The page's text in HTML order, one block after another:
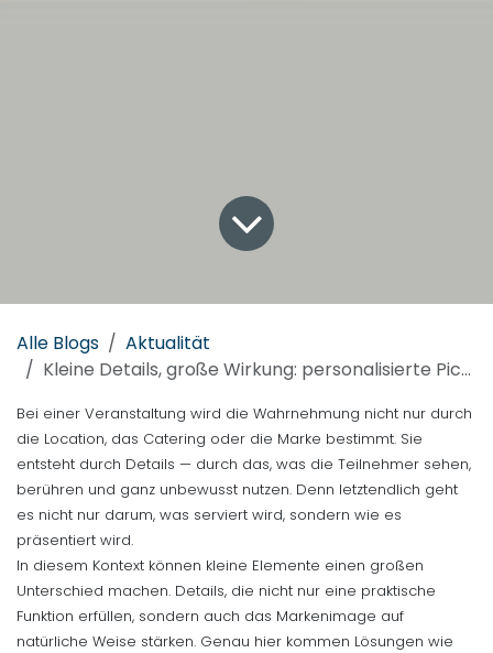
Alle Blogs
Aktualität
Kleine Details, große Wirkung: personalisierte Picks für Events und Catering
Bei einer Veranstaltung wird die Wahrnehmung nicht nur durch
die Location, das Catering oder die Marke bestimmt. Sie
entsteht durch Details — durch das, was die Teilnehmer sehen,
berühren und ganz unbewusst nutzen. Denn letztendlich geht
es nicht nur darum, was serviert wird, sondern wie es
präsentiert wird.
In diesem Kontext können kleine Elemente einen großen
Unterschied machen. Details, die nicht nur eine praktische
Funktion erfüllen, sondern auch das Markenimage auf
natürliche Weise stärken. Genau hier kommen Lösungen wie